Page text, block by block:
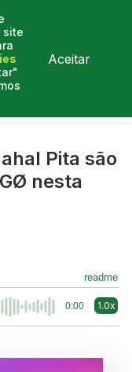
site
Aceitar
Pita são
nesta
readme
0:00 1.0x